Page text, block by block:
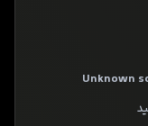
Unknown